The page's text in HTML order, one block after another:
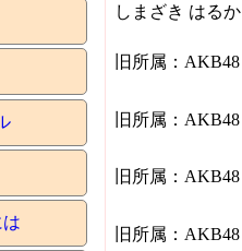
しまざき はるか
旧所属：AKB48
旧所属：AKB48
旧所属：AKB48
旧所属：AKB48